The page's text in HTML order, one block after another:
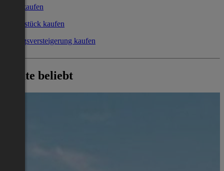
Büro kaufen
Grundstück kaufen
Zwangsversteigerung kaufen
Heute beliebt